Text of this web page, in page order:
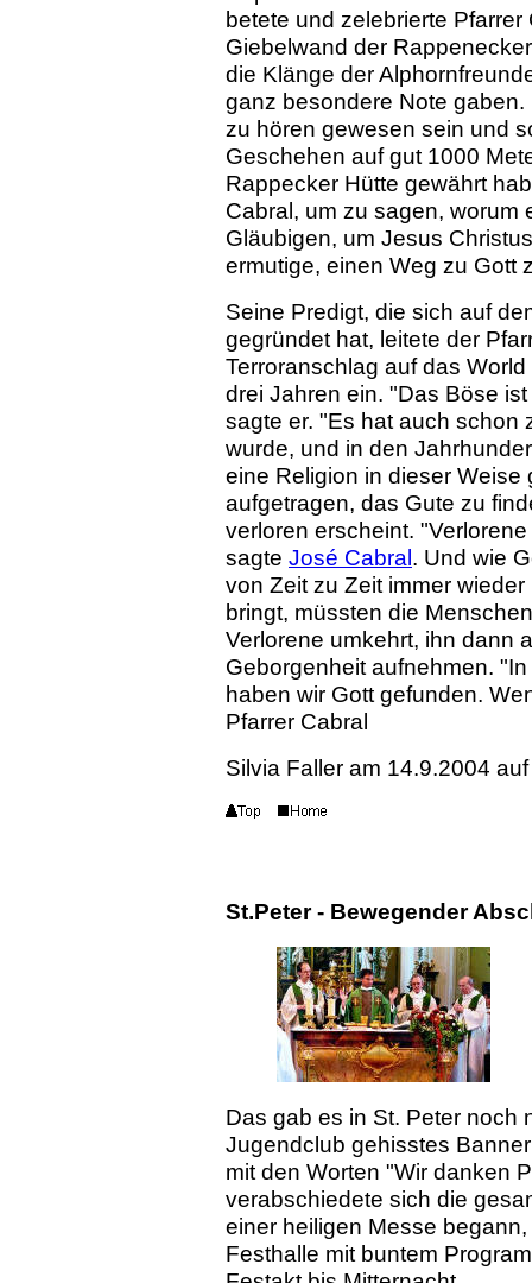
betete und zelebrierte
Giebelwand der
die Klänge der
ganz besondere Note
zu hören gewesen sein und
Geschehen auf gut 1000
Rappecker Hütte gewährt
Cabral, um zu sagen, worum
Gläubigen, um Jesus
ermutige, einen Weg zu Gott
Seine Predigt, die sich auf
gegründet hat, leitete der
Terroranschlag auf das
drei Jahren ein. "Das Böse
sagte er. "Es hat auch schon
wurde, und in den
eine Religion in dieser
aufgetragen, das Gute zu
verloren erscheint.
sagte José Cabral. Und wie
von Zeit zu Zeit immer
bringt, müssten die
Verlorene umkehrt, ihn dann
Geborgenheit aufnehmen.
haben wir Gott gefunden.
Pfarrer Cabral
Silvia Faller am 14.9.2004
St.Peter - Bewegender
Das gab es in St. Peter noch
Jugendclub gehisstes
mit den Worten "Wir danken
verabschiedete sich die
einer heiligen Messe
Festhalle mit buntem